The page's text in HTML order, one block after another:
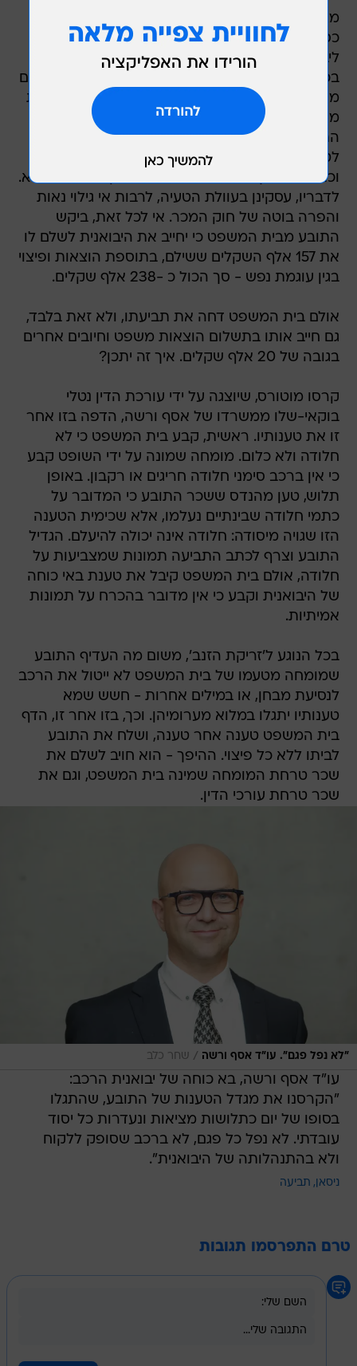
מצטייר לכם כמו תמורה גרועה עבור הרבה מאוד
כסף ששילם? בהחלט. לאור כל זאת, הוא פנה
ליבואנית בבקשה לבטל את העסקה, אך היא סירבה
בכל תוקף ולמעשה גלגלה אותו מכל המדרגות. המום
מתשובתה החצופה, הגיש הברנש כתב תביעה לבית
משפט השלום בנצרת, במסגרתו הוא גלל את
התנהלותה ומכלול הנזקים שנגרמו לו.
לטענתו, הנתבעת התנהלה באופן רשלני, לא הוגן
וכתוצאה מכך שילם עבור רכב עם ליקויים מחיר מלא.
לדבריו, עסקינן בעוולת הטעיה, לרבות אי גילוי נאות
והפרה בוטה של חוק המכר. אי לכל זאת, ביקש
התובע מבית המשפט כי יחייב את היבואנית לשלם לו
את 157 אלף השקלים ששילם, בתוספת הוצאות ופיצוי
בגין עוגמת נפש - סך הכול כ -238 אלף שקלים.
אולם בית המשפט דחה את תביעתו, ולא זאת בלבד,
גם חייב אותו בתשלום הוצאות משפט וחיובים אחרים
בגובה של 20 אלף שקלים. איך זה יתכן?
קרסו מוטורס, שיוצגה על ידי עורכת הדין נטלי
בוקאי-שלו ממשרדו של אסף ורשה, הדפה בזו אחר
זו את טענותיו. ראשית, קבע בית המשפט כי לא
חלודה ולא כלום. מומחה שמונה על ידי השופט קבע
כי אין ברכב סימני חלודה חריגים או רקבון. באופן
תלוש, טען מהנדס ששכר התובע כי המדובר על
כתמי חלודה שבינתיים נעלמו, אלא שכימית הטענה
הזו שגויה מיסודה: חלודה אינה יכולה להיעלם. הגדיל
התובע וצרף לכתב התביעה תמונות שמצביעות על
חלודה, אולם בית המשפט קיבל את טענת באי כוחה
של היבואנית וקבע כי אין מדובר בהכרח על תמונות
אמיתיות.
בכל הנוגע ל'זריקת הזנב', משום מה העדיף התובע
שמומחה מטעמו של בית המשפט לא ייטול את הרכב
לנסיעת מבחן, או במילים אחרות - חשש שמא
טענותיו יתגלו במלוא מערומיהן. וכך, בזו אחר זו, הדף
בית המשפט טענה אחר טענה, ושלח את התובע
לביתו ללא כל פיצוי. ההיפך - הוא חויב לשלם את
שכר טרחת המומחה שמינה בית המשפט, וגם את
שכר טרחת עורכי הדין.
"לא נפל פגם". עו"ד אסף ורשה / שחר כלב
עו"ד אסף ורשה, בא כוחה של יבואנית הרכב:
"הקרסנו את מגדל הטענות של התובע, שהתגלו
בסופו של יום כתלושות מציאות ונעדרות כל יסוד
עובדתי. לא נפל כל פגם, לא ברכב שסופק ללקוח
ולא בהתנהלותה של היבואנית".
ניסאן תביעה
טרם התפרסמו תגובות